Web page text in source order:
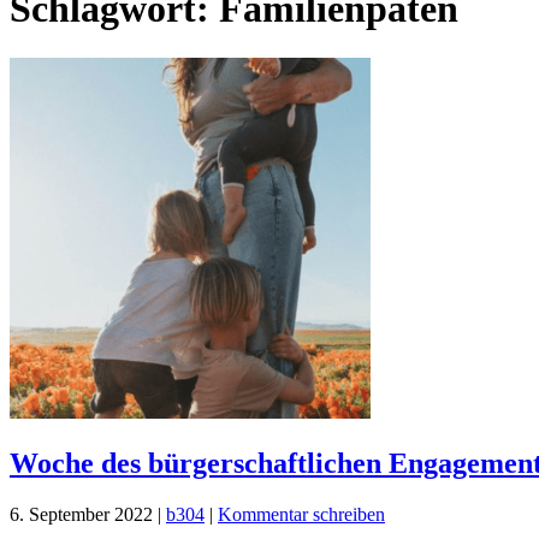
Schlagwort: Familienpaten
Woche des bürgerschaftlichen
6. September 2022 | b304 | Kommentar schreiben